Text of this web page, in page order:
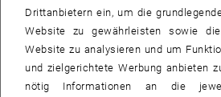
Drittanbietern ein, um die
Website zu gewährleisten sowie
Website zu analysieren und um
und zielgerichtete Werbung anbieten
nötig Informationen an die